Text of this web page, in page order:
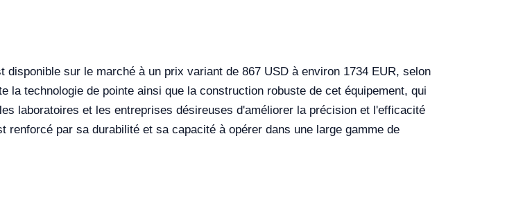
sur le marché à un prix variant de 867 USD à environ 1734 EUR, selon
technologie de pointe ainsi que la construction robuste de cet équipement, qui
laboratoires et les entreprises désireuses d'améliorer la précision et l'efficacité
par sa durabilité et sa capacité à opérer dans une large gamme de